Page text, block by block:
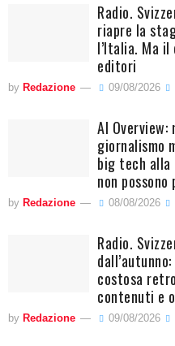
Radio.
riapre la
l’Italia. Ma
editori
by Redazione 09/08/2026
AI
giornalismo
big tech alla
non possono
by Redazione 08/08/2026
Radio.
costosa
contenuti e
by Redazione 09/08/2026